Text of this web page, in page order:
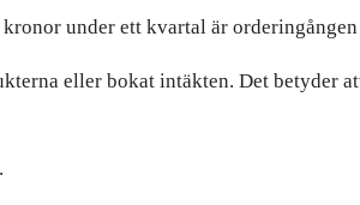
under ett kvartal är
eller bokat intäkten. Det betyder